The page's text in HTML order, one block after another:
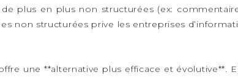
plus en plus non structurées (ex:
non structurées prive les entreprises
une **alternative plus efficace et